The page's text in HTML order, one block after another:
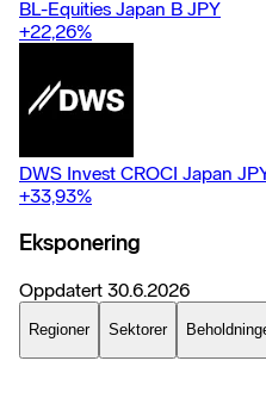
BL-Equities Japan B JPY
+22,26%
DWS Invest CROCI Japan
+33,93%
Eksponering
Oppdatert 30.6.2026
Regioner Sektorer